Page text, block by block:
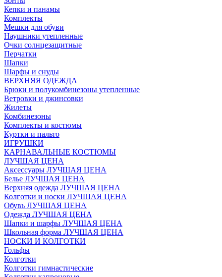
Кепки и панамы
Комплекты
Мешки для обуви
Наушники утепленные
Очки солнцезащитные
Перчатки
Шапки
Шарфы и снуды
ВЕРХНЯЯ ОДЕЖДА
Брюки и полукомбинезоны утепленные
Ветровки и джинсовки
Жилеты
Комбинезоны
Комплекты и костюмы
Куртки и пальто
ИГРУШКИ
КАРНАВАЛЬНЫЕ КОСТЮМЫ
ЛУЧШАЯ ЦЕНА
Аксессуары ЛУЧШАЯ ЦЕНА
Белье ЛУЧШАЯ ЦЕНА
Верхняя одежда ЛУЧШАЯ ЦЕНА
Колготки и носки ЛУЧШАЯ ЦЕНА
Обувь ЛУЧШАЯ ЦЕНА
Одежда ЛУЧШАЯ ЦЕНА
Шапки и шарфы ЛУЧШАЯ ЦЕНА
Школьная форма ЛУЧШАЯ ЦЕНА
НОСКИ И КОЛГОТКИ
Гольфы
Колготки
Колготки гимнастические